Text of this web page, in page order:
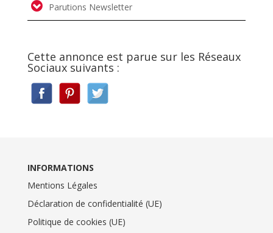
Parutions Newsletter
Cette annonce est parue sur les Réseaux
Sociaux suivants :
INFORMATIONS
Mentions Légales
Déclaration de confidentialité (UE)
Politique de cookies (UE)